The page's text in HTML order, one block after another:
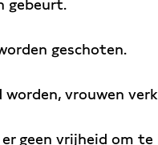
gebeurt.
geschoten.
worden, vrouwen
geen vrijheid om